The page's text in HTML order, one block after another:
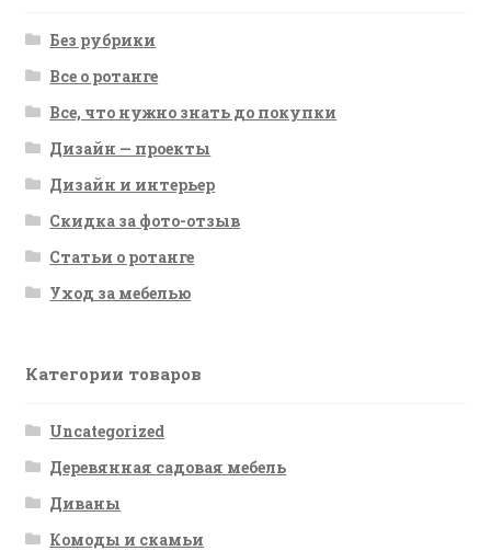
Без рубрики
Все о ротанге
Все, что нужно знать до покупки
Дизайн — проекты
Дизайн и интерьер
Скидка за фото-отзыв
Статьи о ротанге
Уход за мебелью
Категории товаров
Uncategorized
Деревянная садовая мебель
Диваны
Комоды и скамьи